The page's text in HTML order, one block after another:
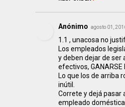
Anónimo agosto 01,
1.1 , unacosa no
Los empleados
y deben dejar de ser
efectivos, GANARSE
Lo que los de arriba
inútil.
Correte y dejá pasar
empleado doméstica